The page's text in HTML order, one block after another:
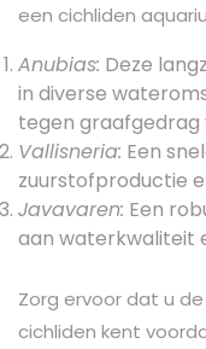
een cichliden
Anubias: Deze
in diverse
tegen graafgedrag
Vallisneria: Een
zuurstofproductie
Javavaren: Een
aan waterkwaliteit
Zorg ervoor dat u
cichliden kent